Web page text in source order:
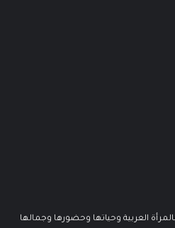
العربية وحياتها وحضورها وجمالها